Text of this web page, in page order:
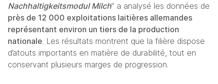
Nachhaltigkeitsmodul Milch
près de 12 000 exploitations laitières allemandes
représentant environ un tiers de la production
nationale. Les résultats montrent que la filière dispose
d’atouts importants en matière de durabilité, tout en
conservant plusieurs marges de progression.